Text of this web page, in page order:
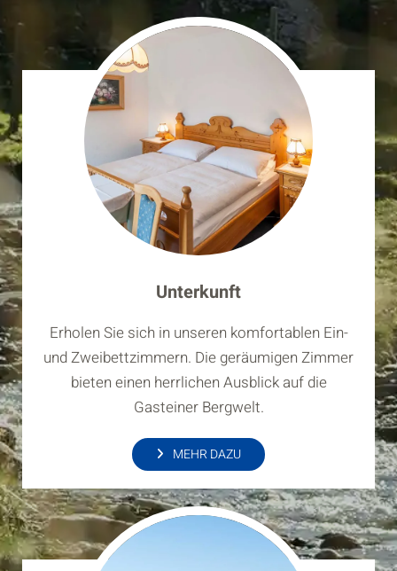
Unterkunft
Erholen Sie sich in unseren komfortablen Ein-
und Zweibettzimmern. Die geräumigen Zimmer
bieten einen herrlichen Ausblick auf die
Gasteiner Bergwelt.
MEHR DAZU